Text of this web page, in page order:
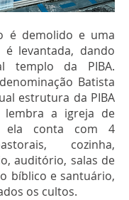
é demolido e uma
levantada, dando
templo da PIBA.
Batista
estrutura da PIBA
a igreja de
ela conta com 4
cozinha,
auditório, salas de
bíblico e santuário,
os cultos.